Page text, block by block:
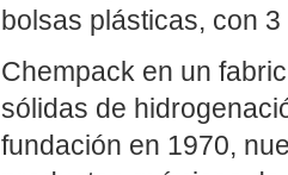
bolsas plásticas, con
Chempack en un
sólidas de
fundación en 1970,